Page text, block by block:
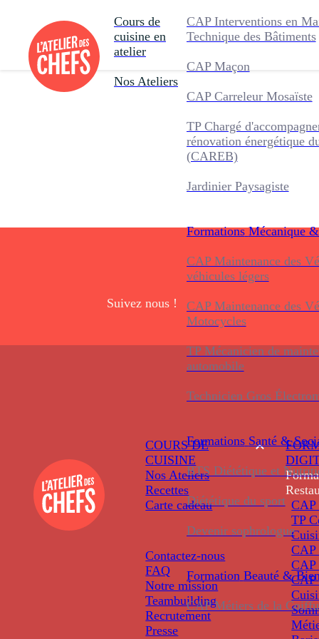
Cours de
cuisine en
atelier
Nos Ateliers
CAP Interventions en
Technique des Bâtiments
CAP Maçon
CAP Carreleur Mosaïste
TP Chargé
rénovation énergétique
(CAREB)
Jardinier Paysagiste
Formations Mécanique
CAP Maintenance des
véhicules légers
CAP Maintenance des
Motocycles
TP Mécanicien de
automobile
Technicien Gros
Formations Santé &
BTS Diététique et
Diététique du sport
Devenir sophrologue
Formation Beauté &
CAP Métiers de la
Suivez nous !
COURS DE
CUISINE
Nos Ateliers
Recettes
Carte cadeau
Contactez-nous
FAQ
Notre mission
Teambuilding
Recrutement
Presse
CAP
TP
CAP
CAP
CAP